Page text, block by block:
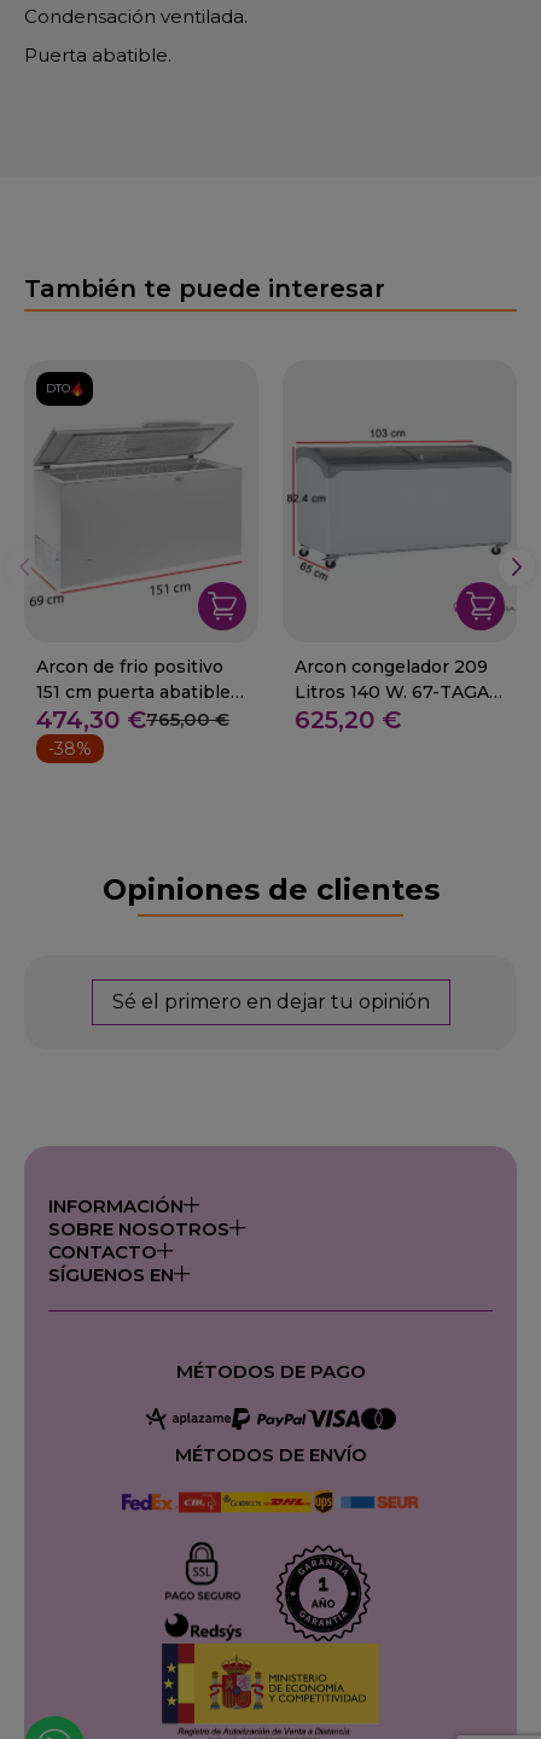
Condensación ventilada.
Puerta abatible.
También te puede interesar
DTO.
Arcon de frio positivo
151 cm puerta abatible
411 L 320 W
474,30 €765,00 €
-38%
Arcon congelador 209
Litros 140 W. 67-TAGA
350
625,20 €
Opiniones de clientes
Sé el primero en dejar tu opinión
INFORMACIÓN
SOBRE NOSOTROS
CONTACTO
SÍGUENOS EN
MÉTODOS DE PAGO
MÉTODOS DE ENVÍO